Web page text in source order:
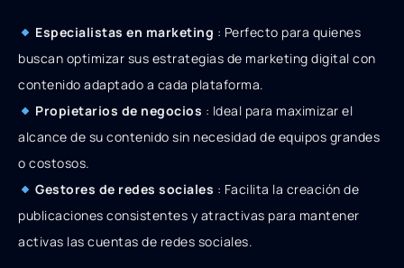
Especialistas en marketing : Perfecto para quienes
buscan optimizar sus estrategias de marketing digital con
contenido adaptado a cada plataforma.
Propietarios de negocios : Ideal para maximizar el
alcance de su contenido sin necesidad de equipos grandes
o costosos.
Gestores de redes sociales : Facilita la creación de
publicaciones consistentes y atractivas para mantener
activas las cuentas de redes sociales.